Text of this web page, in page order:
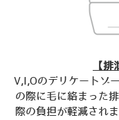
【
V,I,Oのデリケートゾ
の際に毛に絡まった
際の負担が軽減されま